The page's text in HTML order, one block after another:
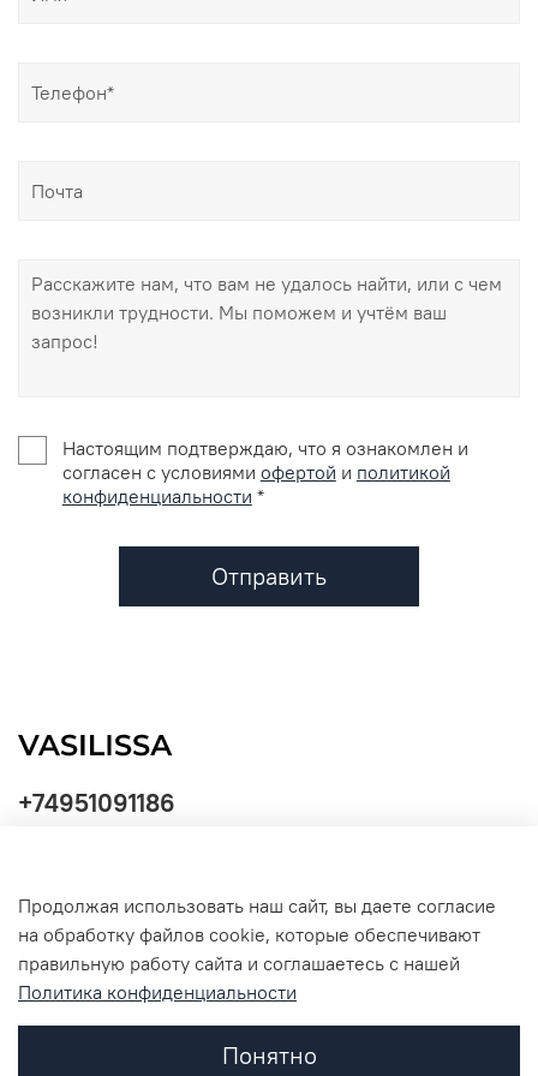
Настоящим подтверждаю, что я ознакомлен и
согласен с условиями офертой и политикой
конфиденциальности *
Отправить
+74951091186
Продолжая использовать наш сайт, вы даете согласие
на обработку файлов cookie, которые обеспечивают
правильную работу сайта и соглашаетесь с нашей
Политика конфиденциальности
Понятно
обработки